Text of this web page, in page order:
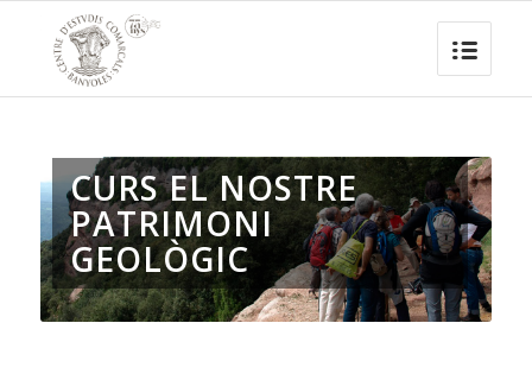
CURS EL NOSTRE
PATRIMONI
GEOLÒGIC